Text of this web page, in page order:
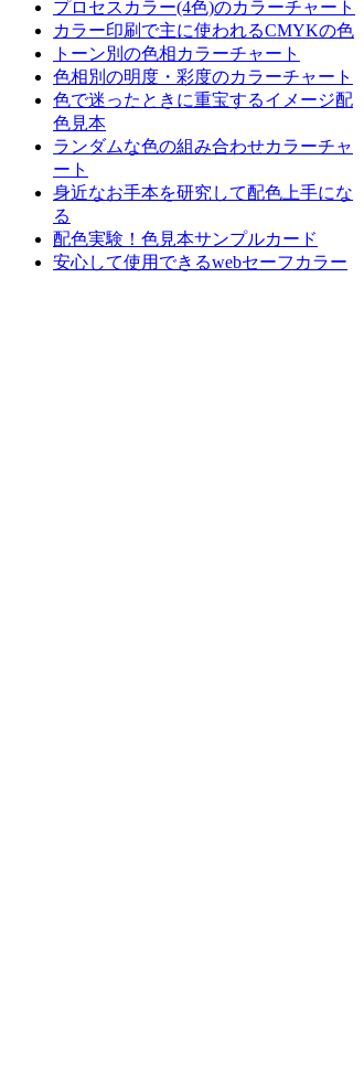
プロセスカラー(4色)のカラーチャート
カラー印刷で主に使われるCMYKの色
トーン別の色相カラーチャート
色相別の明度・彩度のカラーチャート
色で迷ったときに重宝するイメージ配
色見本
ランダムな色の組み合わせカラーチャ
ート
身近なお手本を研究して配色上手にな
る
配色実験！色見本サンプルカード
安心して使用できるwebセーフカラー